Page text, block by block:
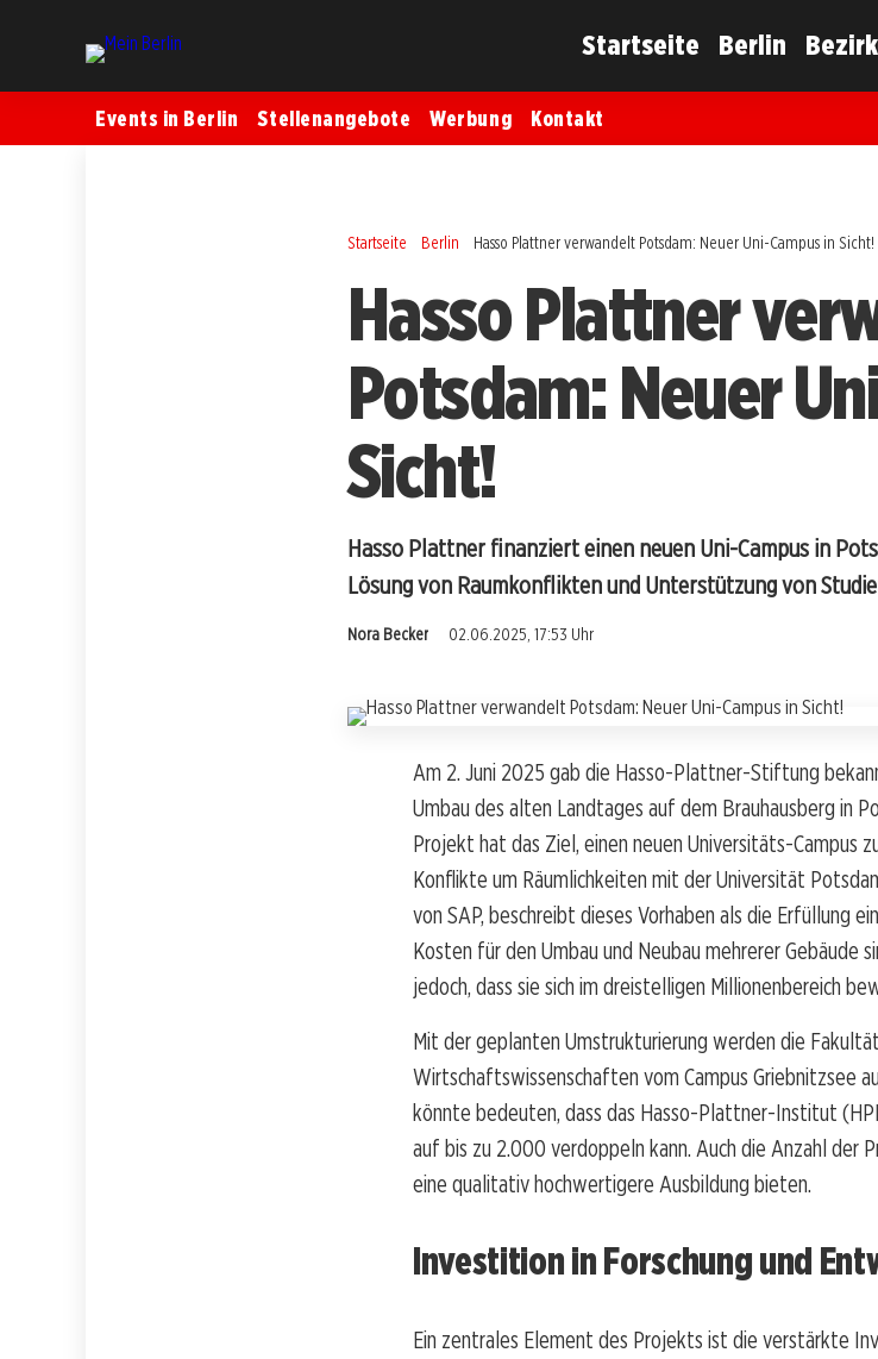
Startseite Berlin
Events in Berlin Stellenangebote Werbung Kontakt
Startseite Berlin Hasso Plattner verwandelt Potsdam: Neuer Uni-Campus in Sicht!
Hasso Plattner
Potsdam: Neuer
Sicht!
Hasso Plattner finanziert einen neuen Uni-Campus in
Lösung von Raumkonflikten und Unterstützung von
Nora Becker 02.06.2025, 17:53 Uhr
Am 2. Juni 2025 gab die Hasso-Plattner-Stiftung
Umbau des alten Landtages auf dem Brauhausberg in
Projekt hat das Ziel, einen neuen Universitäts-Campus
Konflikte um Räumlichkeiten mit der Universität
von SAP, beschreibt dieses Vorhaben als die Erfüllung
Kosten für den Umbau und Neubau mehrerer Gebäude
jedoch, dass sie sich im dreistelligen Millionenbereich
Mit der geplanten Umstrukturierung werden die
Wirtschaftswissenschaften vom Campus Griebnitzsee
könnte bedeuten, dass das Hasso-Plattner-Institut
auf bis zu 2.000 verdoppeln kann. Auch die Anzahl der
eine qualitativ hochwertigere Ausbildung bieten.
Investition in Forschung und
Ein zentrales Element des Projekts ist die verstärkte